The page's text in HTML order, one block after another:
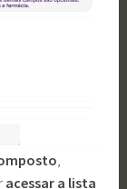
,
acessar a lista